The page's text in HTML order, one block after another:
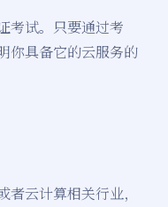
考试。只要通过考
你具备它的云服务的
云计算相关行业，